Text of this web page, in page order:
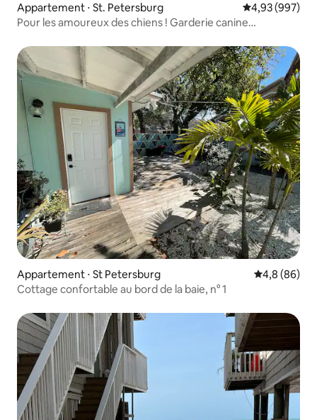
Appartement ⋅ St. Petersburg Évaluation
4,93 (997)
Pour les amoureux des chiens ! Garderie canine
Appartement ⋅ St Petersburg Évaluation
4,8 (86)
Cottage confortable au bord de la baie, n° 1